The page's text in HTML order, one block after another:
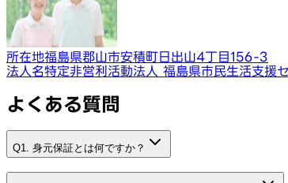
所在地福島県郡山市安積町日出山4丁目156-3
法人名特定非営利活動法人 福島県市民生活支援
よくある質問
Q1. 身元保証とは何ですか？